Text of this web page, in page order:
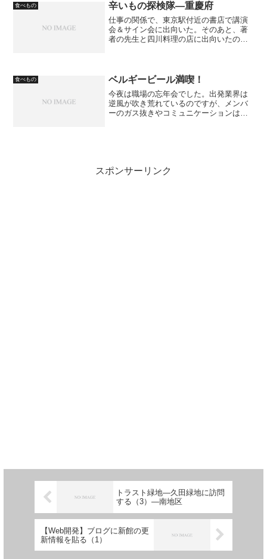
食べもの 辛いもの探検隊―重慶府
仕事の関係で、東京駅付近の書店で講演
会＆サイン会に出向いた。そのあと、著
者の先生と四川料理の店に出向いたのだ
食べもの ベルギービール満喫！
今夜は職場の忘年会でした。出発業界は
逆風が吹き荒れているのですが、メンバ
ーのガス抜きやコミュニケーションは必
スポンサーリンク
トラスト緑地―久田緑地に訪問
する（3）―南地区
【Web開発】ブログに新館の更
新情報を貼る（1）